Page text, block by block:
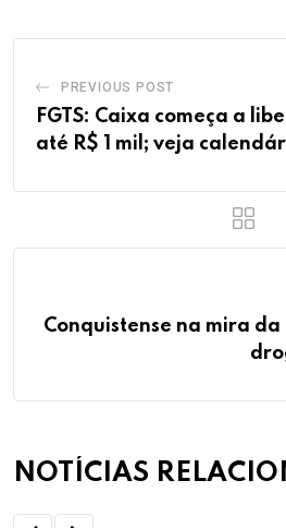
PREVIOUS POST
FGTS: Caixa começa a
até R$ 1 mil; veja
Conquistense na mira da
NOTÍCIAS